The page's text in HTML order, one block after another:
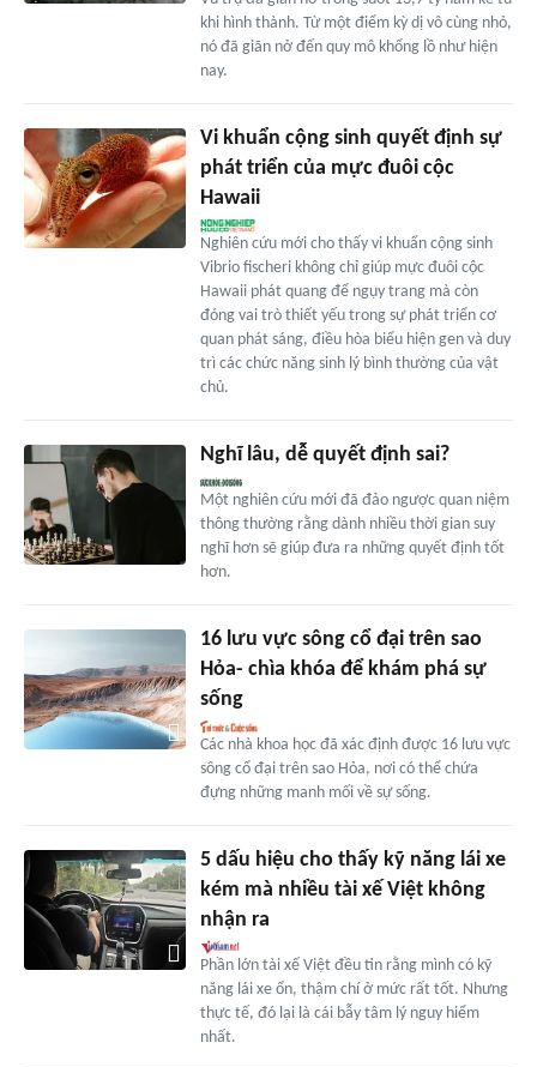
khi hình thành. Từ một điểm kỳ dị vô cùng nhỏ,
nó đã giãn nở đến quy mô khổng lồ như hiện
nay.
Vi khuẩn cộng sinh quyết định sự
phát triển của mực đuôi cộc
Hawaii
Nghiên cứu mới cho thấy vi khuẩn cộng sinh
Vibrio fischeri không chỉ giúp mực đuôi cộc
Hawaii phát quang để ngụy trang mà còn
đóng vai trò thiết yếu trong sự phát triển cơ
quan phát sáng, điều hòa biểu hiện gen và duy
trì các chức năng sinh lý bình thường của vật
chủ.
Nghĩ lâu, dễ quyết định sai?
Một nghiên cứu mới đã đảo ngược quan niệm
thông thường rằng dành nhiều thời gian suy
nghĩ hơn sẽ giúp đưa ra những quyết định tốt
hơn.
16 lưu vực sông cổ đại trên sao
Hỏa- chìa khóa để khám phá sự
sống
Các nhà khoa học đã xác định được 16 lưu vực
sông cổ đại trên sao Hỏa, nơi có thể chứa
đựng những manh mối về sự sống.
5 dấu hiệu cho thấy kỹ năng lái xe
kém mà nhiều tài xế Việt không
nhận ra
Phần lớn tài xế Việt đều tin rằng mình có kỹ
năng lái xe ổn, thậm chí ở mức rất tốt. Nhưng
thực tế, đó lại là cái bẫy tâm lý nguy hiểm
nhất.